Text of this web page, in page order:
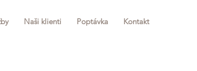
Naši klienti Poptávka Kontakt